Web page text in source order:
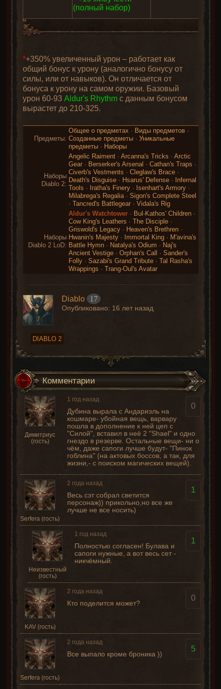
(полный набор)
*+350% увеличенный урон – работает как
общий бонус к урону (аналогично бонусу от
силы, или от навыков). Он отличается от
бонуса к урону на самом оружии. Базовый
урон 60-93Aldur's Rhythm с данным бонусом
вырастет до 210-325.
Предметы:
Общее о предметах · Виды предметов·
Созданные предметы· Уникальные
предметы· Наборы
Наборы
Diablo 2:
Angelic Raiment· Arcanna's Tricks · Arctic
Gear· Berserker's Arsenal · Cathan's Traps ·
Civerb's Vestments · Cleglaw's Brace·
Death's Disguise· Hsarus' Defense·
Infernal
Tools · Iratha's Finery· Isenhart's Armory·
Milabrega's Regalia· Sigon's Complete Steel
· Tancred's Battlegear· Vidala's Rig
Наборы
Diablo 2 LoD:
Aldur's Watchtower· Bul-Kathos' Children·
Cow King's Leathers · The Disciple·
Griswold's Legacy· Heaven's Brethren·
Hwanin's Majesty· Immortal King· M'avina's
Battle Hymn· Natalya's Odium · Naj's
Ancient Vestige· Orphan's Call · Sander's
Folly· Sazabi's Grand Tribute· Tal Rasha's
Wrappings · Trang-Oul's Avatar
Diablo 17
Опубликовано: 16 лет назад
DIABLO 2
Комментарии
Димитриус
(гость)
0
1 год назад
Дубина вырала с Андариэль на
кошмаре- убойная вещь, варвару
пошла в дополнение к ней цеп с
"Силой", вставил в неё 2 "Shael" и одно
гнездо в резерве. Остальные вещи- ни о
чём, даже сапоги лучше будут- "Пинок
гоблина" (на актовых боссов, а так, для
жизни,- с поиском магических вещей).
Serfera (гость)
1
2 года назад
Весь сэт собрал светится
персонаж)) прикольно,но все же
лучше не все носить)
Неизвестный
(гость)
1
1 год назад
Полностью согласен! Булава и
сапоги нужные, а вот весь сет -
никчёмный.
KAV (гость)
0
2 года назад
Кто поделится может?
Serfera (гость)
5
2 года назад
Все выпало кроме броника ))